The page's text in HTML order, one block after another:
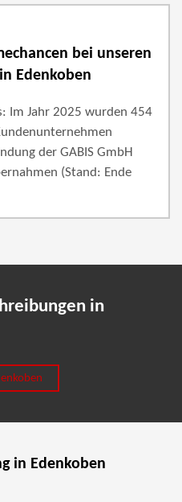
bei unseren
Edenkoben
Im Jahr 2025 wurden 454
der GABIS GmbH
(Stand: Ende
in
in Edenkoben